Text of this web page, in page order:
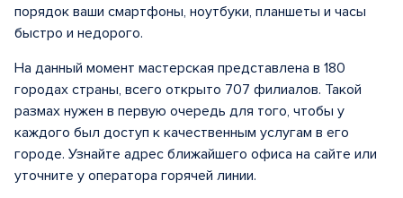
порядок ваши смартфоны, ноутбуки, планшеты и часы
быстро и недорого.
На данный момент мастерская представлена в 180
городах страны, всего открыто 707 филиалов. Такой
размах нужен в первую очередь для того, чтобы у
каждого был доступ к качественным услугам в его
городе. Узнайте адрес ближайшего офиса на сайте или
уточните у оператора горячей линии.